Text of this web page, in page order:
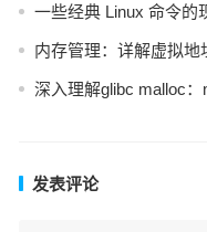
一些经典 Linux 命令的
内存管理：详解虚拟地
深入理解glibc malloc
发表评论